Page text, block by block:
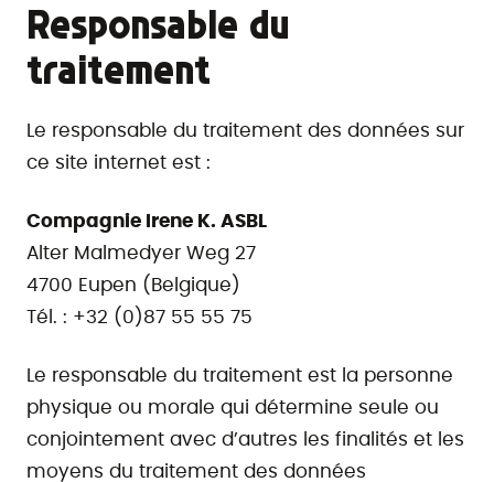
Responsable du
traitement
Le responsable du traitement des données sur
ce site internet est :
Compagnie Irene K. ASBL
Alter Malmedyer Weg 27
4700 Eupen (Belgique)
Tél. : +32 (0)87 55 55 75
Le responsable du traitement est la personne
physique ou morale qui détermine seule ou
conjointement avec d’autres les finalités et les
moyens du traitement des données